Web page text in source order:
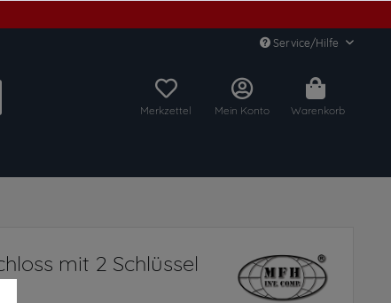
Service/Hilfe
Merkzettel Mein Konto Warenkorb
mit 2 Schlüssel